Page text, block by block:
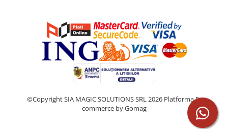
©Copyright SIA MAGIC SOLUTIONS SRL 2026 Platforma E-
commerce by Gomag